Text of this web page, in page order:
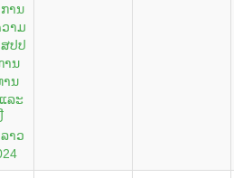
ານ
າມ
ປປ
ານ
ານ
ລະ
າວ